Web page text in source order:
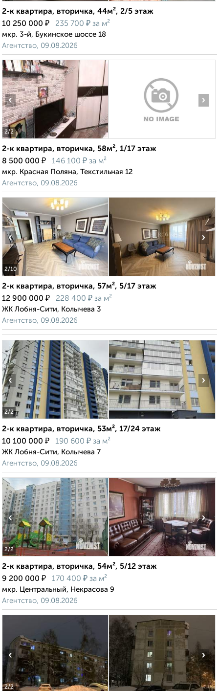
2-к квартира, вторичка, 44м², 2/5 этаж
10 250 000 ₽ 235 700 ₽ за м²
мкр. 3-й, Букинское шоссе 18
Агентство, 09.08.2026
2/2
‹ ›
2-к квартира, вторичка, 58м², 1/17 этаж
8 500 000 ₽ 146 100 ₽ за м²
мкр. Красная Поляна, Текстильная 12
Агентство, 09.08.2026
2/10
‹ ›
2-к квартира, вторичка, 57м², 5/17 этаж
12 900 000 ₽ 228 400 ₽ за м²
ЖК Лобня-Сити, Колычева 3
Агентство, 09.08.2026
2/2
‹ ›
2-к квартира, вторичка, 53м², 17/24 этаж
10 100 000 ₽ 190 600 ₽ за м²
ЖК Лобня-Сити, Колычева 7
Агентство, 09.08.2026
2/2
‹ ›
2-к квартира, вторичка, 54м², 5/12 этаж
9 200 000 ₽ 170 400 ₽ за м²
мкр. Центральный, Некрасова 9
Агентство, 09.08.2026
2/2
‹ ›